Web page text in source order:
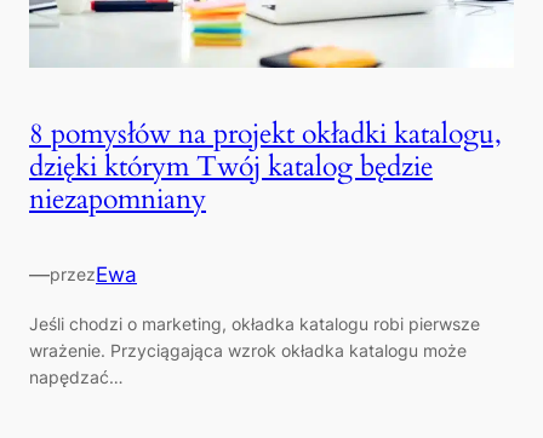
8 pomysłów na projekt okładki katalogu,
dzięki którym Twój katalog będzie
niezapomniany
—przezEwa
Jeśli chodzi o marketing, okładka katalogu robi pierwsze
wrażenie. Przyciągająca wzrok okładka katalogu może
napędzać…